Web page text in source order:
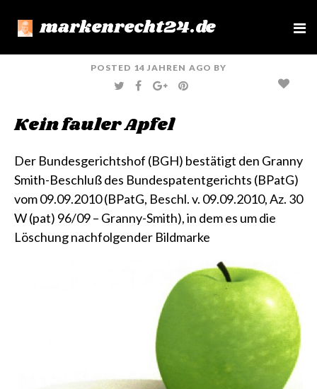
markenrecht24.de
e
POSTED 14 JAHREN AGO BY
T
W
E
F
A
B
O
O
G
O
L
E
P
I
Kein fauler Apfel
Der Bundesgerichtshof (BGH) bestätigt den Granny
Smith-Beschluß des Bundespatentgerichts (BPatG)
vom 09.09.2010(BPatG, Beschl. v. 09.09.2010, Az. 30
W (pat) 96/09 – Granny-Smith), in dem es um die
Löschung nachfolgender Bildmarke